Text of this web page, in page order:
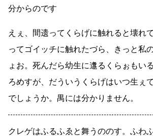
分からのです
えぇ、間遗ってくらげに触れると壊れ
ってゴイッチに触れたづら、きっと私
ょお。死んだら幼生に邍るくらぉもい
ろめすが、だういうくらげはいつ生ぇ
でしょうか。禺には分かりません。
クレゲはふるふゑと舞うののす。ふわ